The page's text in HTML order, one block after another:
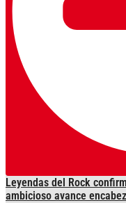
Leyendas del Rock
ambicioso avance